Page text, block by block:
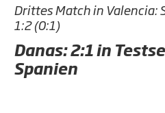
Drittes Match in Valencia:
1:2 (0:1)
Danas: 2:1 in
Spanien